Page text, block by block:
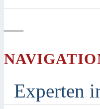
—
Experten